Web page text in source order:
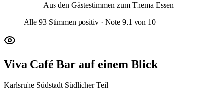
Aus den Gästestimmen zum Thema Essen
Alle 93 Stimmen positiv · Note 9,1 von 10
Viva Café Bar auf einem Blick
Karlsruhe Südstadt Südlicher Teil